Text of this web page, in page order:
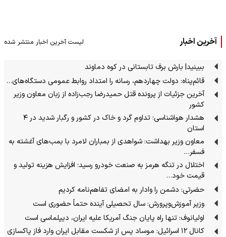
آخرین اخبار لیست آخرین اخبار منتشر شده
ببینید| بارش برف تابستانی در کوه دماوند
قائم‌پناه: دولت چهاردهم، رسانه را امتداد روابط عمومی دستگاه‌های…
آخرین جزئیات از پرونده قتل حمیدرضا رجب‌زاده از زبان معاون وزیر
کشور
هشدار هواشناسی؛ تداوم گرد و خاک در کشور و رگبار شدید در ۴
استان
معاون وزیر بهداشت: شواهدی از بمباران لامرد با بمب‌های آغشته به
فسفر…
اختلال در تنگه هرمز به صنعت خودرو رسید؛ افزایش هزینه تولید و
قیمت خود…
حضرتی: دشمن را وادار به امضای تفاهم‌نامه کردیم
وزیر آموزش‌وپرورش: سال تحصیلی آینده حتماً حضوری است
اولیانوف: تنها راه پایان جنگ آمریکا علیه ایران، دیپلماسی است
کانال ۱۲ اسرائیل: موساد پس از شکست مقابل ایران وارد فاز پاکسازی